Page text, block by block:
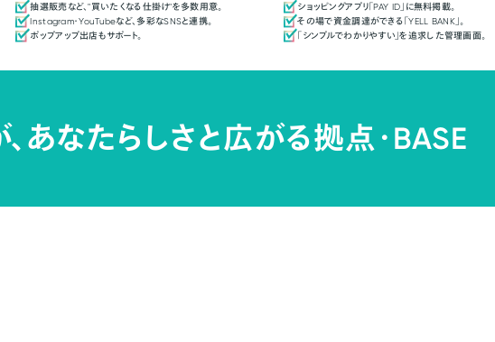
抽選販売など、"買いたくなる仕掛け"を多数用意。
Instagram・YouTubeなど、多彩なSNSと連携。
ポップアップ出店もサポート。
ショッピングアプリ「PAY ID」に無料掲載。
その場で資金調達ができる「YELL BANK」。
「シンプルでわかりやすい」を追求した管理画面。
あなたらしさと広がる拠点・BASE